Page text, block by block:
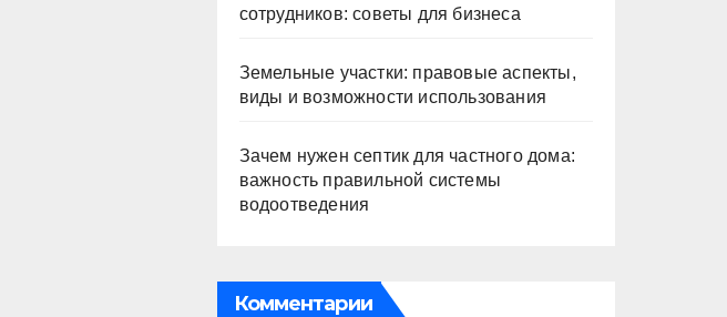
сотрудников: советы для бизнеса
Земельные участки: правовые аспекты,
виды и возможности использования
Зачем нужен септик для частного дома:
важность правильной системы
водоотведения
Комментарии